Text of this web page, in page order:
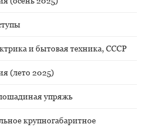
и бытовая техника, СССР
(лето 2025)
упряжь
крупногабаритное